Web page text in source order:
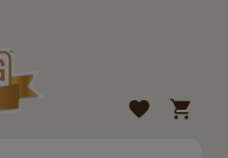
Wunschliste
Mein